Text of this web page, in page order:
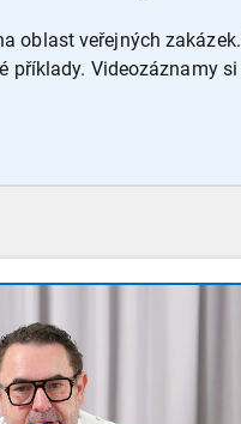
oblast veřejných zakázek.
příklady. Videozáznamy